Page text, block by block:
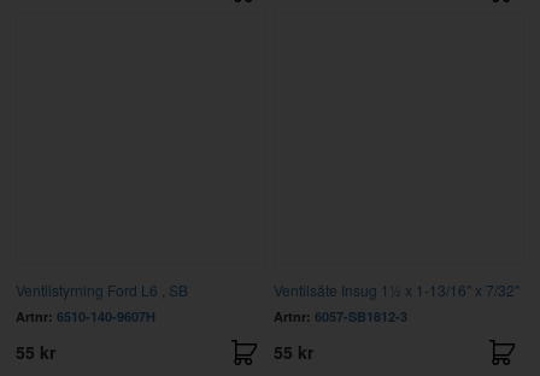
Ventilstyrning Ford L6 , SB
Artnr: 6510-140-9607H
55 kr
Ventilsäte Insug 1½ x 1-13/16" x 7/32"
Artnr: 6057-SB1812-3
55 kr